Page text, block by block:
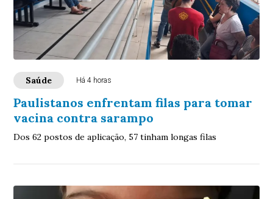
Saúde Há 4 horas
Paulistanos enfrentam filas para tomar
vacina contra sarampo
Dos 62 postos de aplicação, 57 tinham longas filas